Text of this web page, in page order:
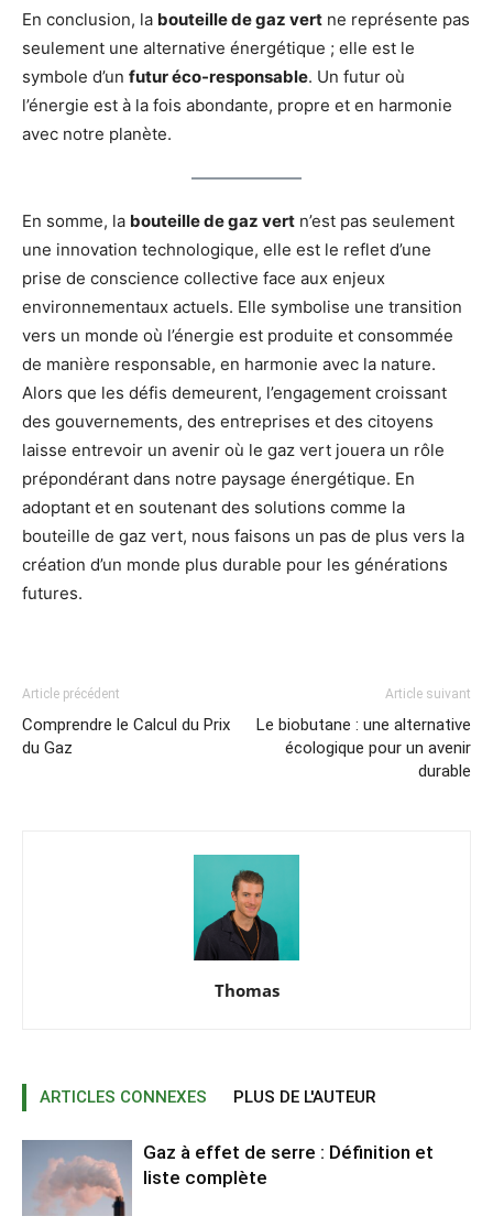
En conclusion, la bouteille de gaz vert ne représente pas
seulement une alternative énergétique ; elle est le
symbole d’un futur éco-responsable. Un futur où
l’énergie est à la fois abondante, propre et en harmonie
avec notre planète.
En somme, la bouteille de gaz vert n’est pas seulement
une innovation technologique, elle est le reflet d’une
prise de conscience collective face aux enjeux
environnementaux actuels. Elle symbolise une transition
vers un monde où l’énergie est produite et consommée
de manière responsable, en harmonie avec la nature.
Alors que les défis demeurent, l’engagement croissant
des gouvernements, des entreprises et des citoyens
laisse entrevoir un avenir où le gaz vert jouera un rôle
prépondérant dans notre paysage énergétique. En
adoptant et en soutenant des solutions comme la
bouteille de gaz vert, nous faisons un pas de plus vers la
création d’un monde plus durable pour les générations
futures.
Article précédent
Comprendre le Calcul du Prix
du Gaz
Article suivant
Le biobutane : une alternative
écologique pour un avenir
durable
Thomas
ARTICLES CONNEXES PLUS DE L'AUTEUR
Gaz à effet de serre : Définition et
liste complète